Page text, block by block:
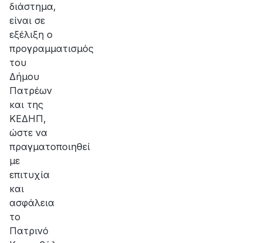
διάστημα,
είναι σε
εξέλιξη ο
προγραμματισμός
του
Δήμου
Πατρέων
και της
ΚΕΔΗΠ,
ώστε να
πραγματοποιηθεί
με
επιτυχία
και
ασφάλεια
το
Πατρινό